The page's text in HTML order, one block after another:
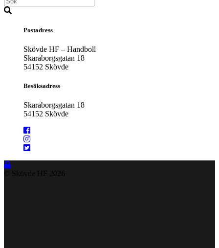
Postadress
Skövde HF – Handboll
Skaraborgsgatan 18
54152 Skövde
Besöksadress
Skaraborgsgatan 18
54152 Skövde
© Skövde HF 2026